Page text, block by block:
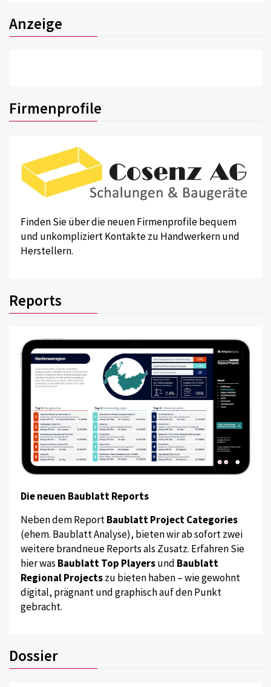
Anzeige
Firmenprofile
Finden Sie über die neuen Firmenprofile bequem
und unkompliziert Kontakte zu Handwerkern und
Herstellern.
Reports
Die neuen Baublatt Reports
Neben dem ReportBaublatt Project Categories
(ehem. Baublatt Analyse), bieten wir ab sofort zwei
weitere brandneue Reports als Zusatz. Erfahren Sie
hier was Baublatt Top Playersund Baublatt
Regional Projectszu bieten haben – wie gewohnt
digital, prägnant und graphisch auf den Punkt
gebracht.
Dossier